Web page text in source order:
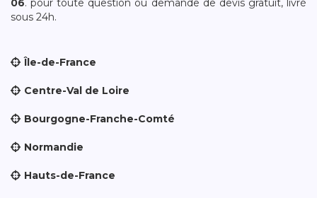
06. pour toute question ou demande de devis gratuit, livré
sous 24h.
Île-de-France
Centre-Val de Loire
Bourgogne-Franche-Comté
Normandie
Hauts-de-France